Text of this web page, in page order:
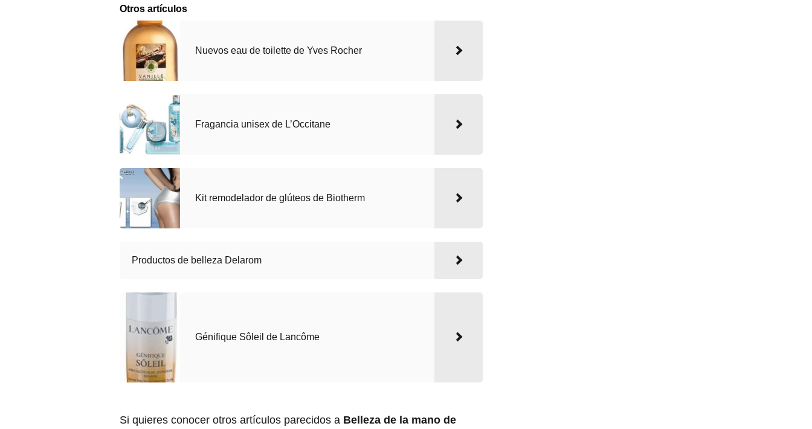
Otros artículos
Nuevos eau de toilette de Yves Rocher
Fragancia unisex de L’Occitane
Kit remodelador de glúteos de Biotherm
Productos de belleza Delarom
Génifique Sôleil de Lancôme
Si quieres conocer otros artículos parecidos a Belleza de la mano de